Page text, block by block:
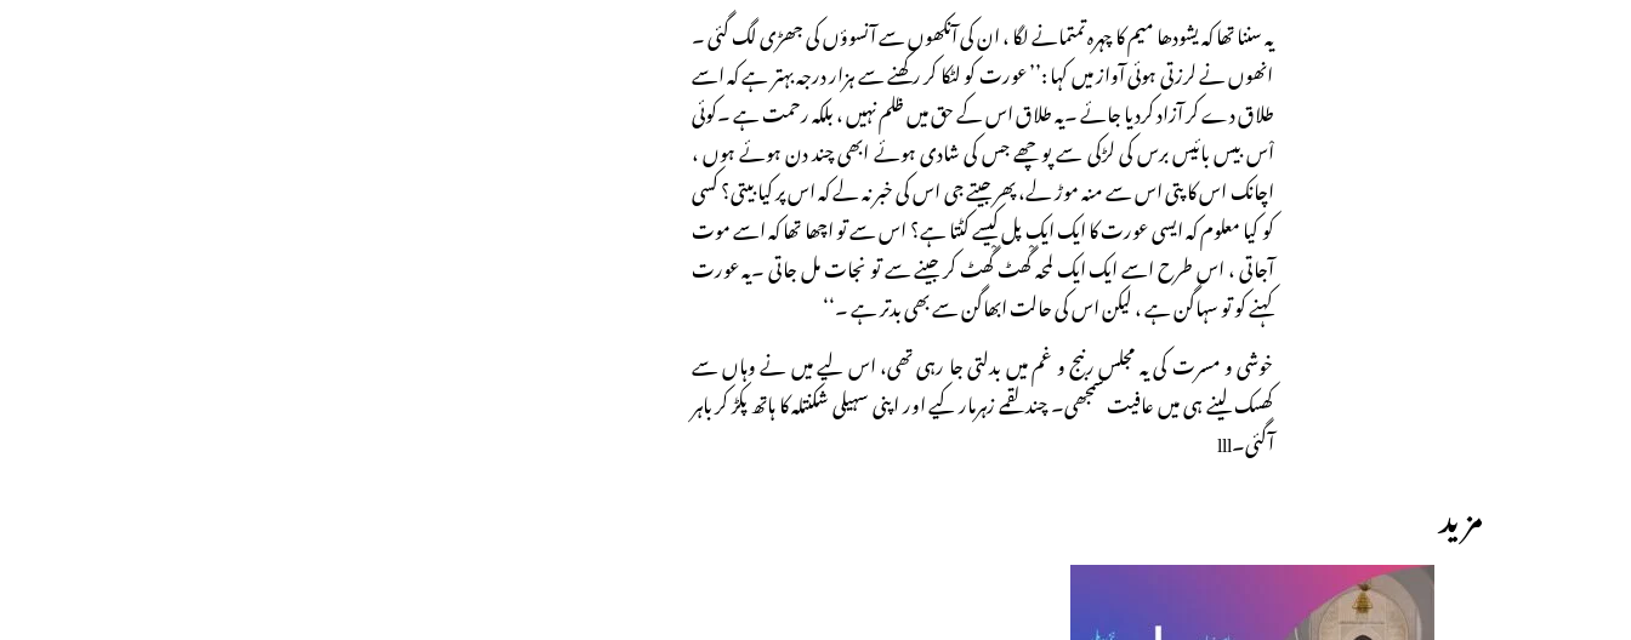
یہ سننا تھا کہ یشودھا میم کا چہرہ تمتمانے لگا ، ان کی آنکھوں سے آنسوؤں کی جھڑی لگ گئی ۔
انھوں نے لرزتی ہوئی آواز میں کہا :’’ عورت کو لٹکا کر رکھنے سے ہزار درجہ بہتر ہے کہ اسے
طلاق دے کر آزاد کردیا جائے ۔یہ طلاق اس کے حق میں ظلم نہیں ، بلکہ رحمت ہے ۔کوئی
اْس بیس بائیس برس کی لڑکی سے پوچھے جس کی شادی ہوئے ابھی چند دن ہوئے ہوں ،
اچانک اس کا پتی اس سے منہ موڑ لے، پھر جیتے جی اس کی خبر نہ لے کہ اس پر کیا بیتی؟ کسی
کو کیا معلوم کہ ایسی عورت کا ایک ایک پل کیسے کٹتا ہے؟ اس سے تو اچھا تھا کہ اسے موت
آجاتی ، اس طرح اسے ایک ایک لمحہ گْھٹ گْھٹ کر جینے سے تو نجات مل جاتی ۔یہ عورت
کہنے کو تو سہاگن ہے ، لیکن اس کی حالت ابھاگن سے بھی بدتر ہے ۔‘‘
خوشی و مسرت کی یہ مجلس رنبج و غم میں بدلتی جا رہی تھی، اس لیے میں نے وہاں سے
کھسک لینے ہی میں عافیت سمجھی۔ چند لقمے زہرمار کیے اور اپنی سہیلی شکنتلہ کا ہاتھ پکڑ کر باہر
آگئی۔lll
مزید